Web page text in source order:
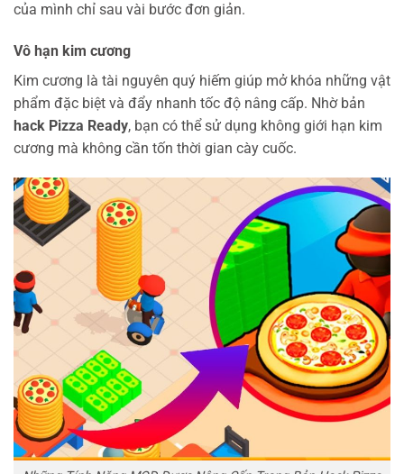
của mình chỉ sau vài bước đơn giản.
Vô hạn kim cương
Kim cương là tài nguyên quý hiếm giúp mở khóa những vật
phẩm đặc biệt và đẩy nhanh tốc độ nâng cấp. Nhờ bản
hack Pizza Ready, bạn có thể sử dụng không giới hạn kim
cương mà không cần tốn thời gian cày cuốc.